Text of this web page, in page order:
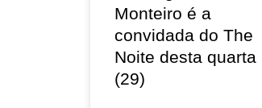
Monteiro é a
convidada do The
Noite desta quarta
(29)